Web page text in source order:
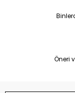
Öneri